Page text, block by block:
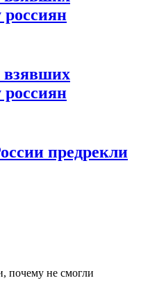
россиян
взявших
россиян
предрекли
почему не смогли